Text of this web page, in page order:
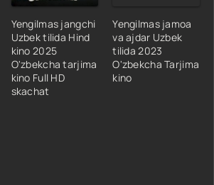
Yengilmas jangchi
Uzbek tilida Hind
kino 2025
O'zbekcha tarjima
kino Full HD
skachat
Yengilmas jamoa
va ajdar Uzbek
tilida 2023
O'zbekcha Tarjima
kino